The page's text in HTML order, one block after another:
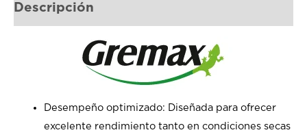
Descripción
Desempeño optimizado: Diseñada para ofrecer
excelente rendimiento tanto en condiciones secas